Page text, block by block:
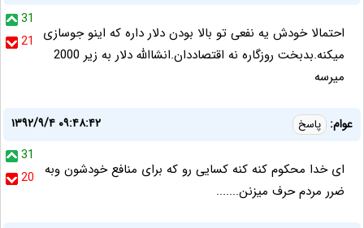
31
21
احتمالا خودش یه نفعی تو بالا بودن دلار داره که اینو جوسازی
میکنه.بدبخت روزگاره نه اقتصاددان.انشاالله دلار به زیر 2000
میرسه
عوام: پاسخ
۱۳۹۲/۹/۴ ۰۹:۴۸:۴۲
31
20
ای خدا محکوم کنه کنه کسایی رو که برای منافع خودشون وبه
ضرر مردم حرف میزنن.......